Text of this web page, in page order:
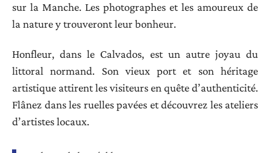
sur la Manche. Les photographes et les amoureux de
la nature y trouveront leur bonheur.
Honfleur, dans le Calvados, est un autre joyau du
littoral normand. Son vieux port et son héritage
artistique attirent les visiteurs en quête d’authenticité.
Flânez dans les ruelles pavées et découvrez les ateliers
d’artistes locaux.